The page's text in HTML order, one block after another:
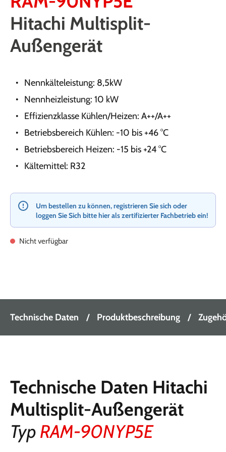
Hitachi Multisplit-
Außengerät
Nennkälteleistung: 8,5kW
Nennheizleistung: 10 kW
Effizienzklasse Kühlen/Heizen: A++/A++
Betriebsbereich Kühlen: -10 bis +46 °C
Betriebsbereich Heizen: -15 bis +24 °C
Kältemittel: R32
Um bestellen zu können, registrieren Sie sich oder
loggen Sie Sich bitte hier als zertifizierter Fachbetrieb ein!
Nicht verfügbar
Technische Daten Produktbeschreibung
Technische Daten Hitachi
Multisplit-Außengerät
Typ RAM-90NYP5E